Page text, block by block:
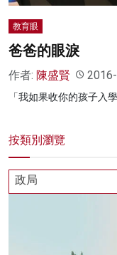
教育眼
爸爸的眼淚
作者: 陳盛賢
「我如果收你的孩子入
按類別瀏覽
政局